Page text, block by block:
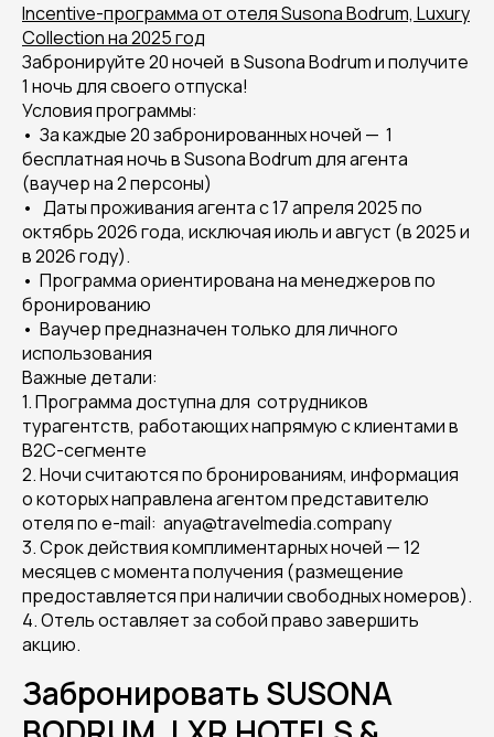
Incentive-программа от отеля Susona Bodrum, Luxury
Collection на 2025 год
Забронируйте 20 ночей в Susona Bodrum и получите
1 ночь для своего отпуска!
Условия программы:
•⁠ ⁠За каждые 20 забронированных ночей — 1
бесплатная ночь в Susona Bodrum для агента
(ваучер на 2 персоны)
• Даты проживания агента с 17 апреля 2025 по
октябрь 2026 года, исключая июль и август (в 2025 и
в 2026 году).
•⁠ ⁠Программа ориентирована на менеджеров по
бронированию
•⁠ ⁠Ваучер предназначен только для личного
использования
Важные детали:
1.⁠ ⁠Программа доступна для сотрудников
турагентств, работающих напрямую с клиентами в
B2C-сегменте
2.⁠ ⁠Ночи считаются по бронированиям, информация
о которых направлена агентом представителю
отеля по e-mail: anya@travelmedia.company
3.⁠ ⁠Срок действия комплиментарных ночей — 12
месяцев с момента получения (размещение
предоставляется при наличии свободных номеров).
4.⁠ ⁠Отель оставляет за собой право завершить
акцию.
Забронировать SUSONA